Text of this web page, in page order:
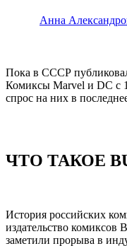
Анна
Пока в СССР
Комиксы Marvel и DC с
спрос на них в
ЧТО ТАКОЕ
История российских
издательство комиксов
заметили прорыва в